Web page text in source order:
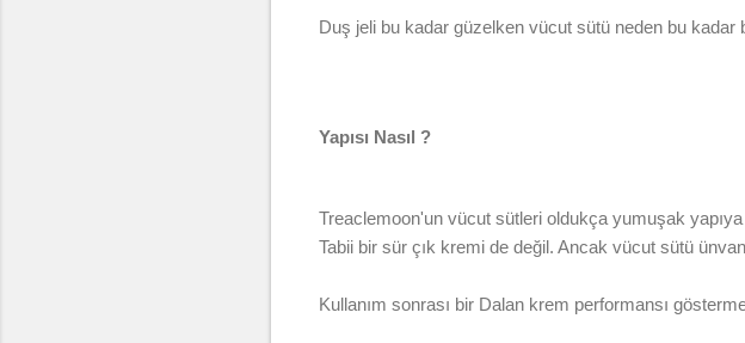
Duş jeli bu kadar güzelken vücut sütü neden bu kadar
Yapısı Nasıl ?
Treaclemoon'un vücut sütleri oldukça yumuşak
Tabii bir sür çık kremi de değil. Ancak vücut sütü
Kullanım sonrası bir Dalan krem performansı